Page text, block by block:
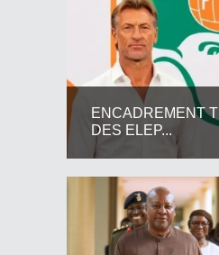
ENCADREMENT
DES ELEP...